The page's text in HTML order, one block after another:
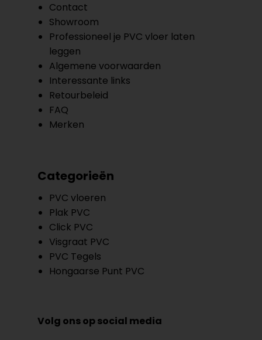
Contact
Showroom
Professioneel je PVC vloer laten
leggen
Algemene voorwaarden
Interessante links
Retourbeleid
FAQ
Merken
Categorieën
PVC vloeren
Plak PVC
Click PVC
Visgraat PVC
PVC Tegels
Hongaarse Punt PVC
Volg ons op social media